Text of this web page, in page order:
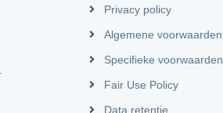
Privacy policy
Algemene voorwaarden
Specifieke voorwaarden
Fair Use Policy
Data retentie